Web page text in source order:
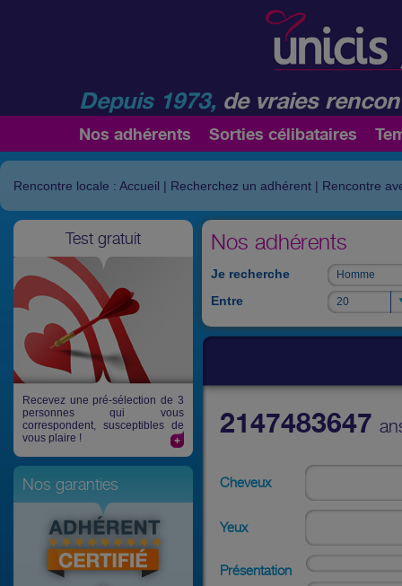
Depuis 1973, de vraies
Nos adhérents Sorties célibataires
Rencontre locale : Accueil | Recherchez un adhérent | Rencontre
Test gratuit
Recevez une pré-sélection de 3
personnes qui vous
correspondent, susceptibles de
vous plaire !
Nos garanties
Nos adhérents
Je recherche Homme
Homme
Entre 20
20
2147483647
Cheveux
Yeux
Présentation